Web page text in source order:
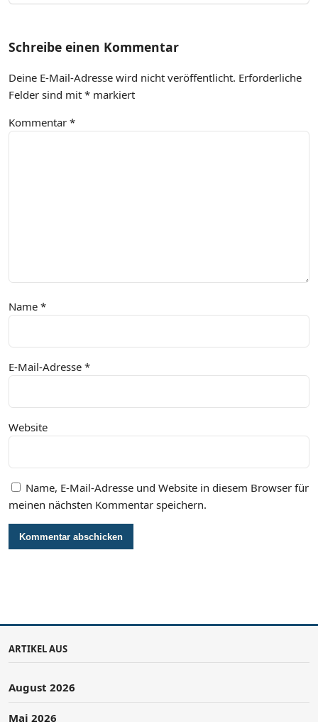
Schreibe einen Kommentar
Deine E-Mail-Adresse wird nicht veröffentlicht. Erforderliche
Felder sind mit * markiert
Kommentar *
Name *
E-Mail-Adresse *
Website
Name, E-Mail-Adresse und Website in diesem Browser für
meinen nächsten Kommentar speichern.
ARTIKEL AUS
August 2026
Mai 2026